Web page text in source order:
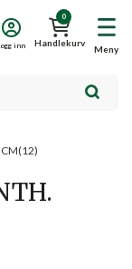
Meny
0
Handlekurv
inn